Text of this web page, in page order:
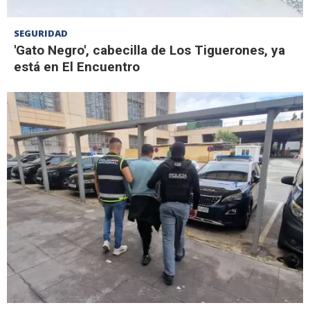
SEGURIDAD
'Gato Negro', cabecilla de Los Tiguerones, ya
está en El Encuentro